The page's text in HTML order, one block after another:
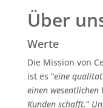
Über
Werte
Die Mission von
ist es “eine
einen wesentlichen
Kunden schafft.”